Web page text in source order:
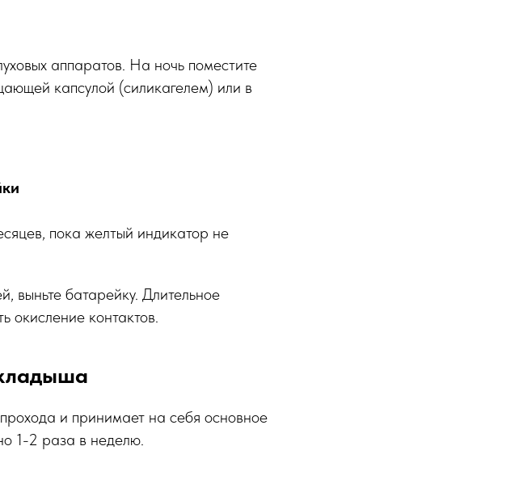
аппаратов. На ночь поместите
капсулой (силикагелем) или в
пока желтый индикатор не
выньте батарейку. Длительное
окисление контактов.
и принимает на себя основное
1-2 раза в неделю.